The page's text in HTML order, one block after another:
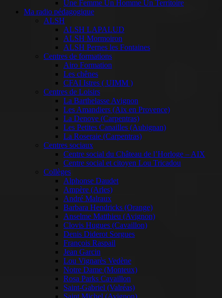
Une Femme Un Homme Un Territoire
Ma radio pédagogique
ALSH
ALSH LAPALUD
ALSH Mormoiron
ALSH Pernes les Fontaines
Centres de formations
Airo Formation
Les chênes
CFAI Istres ( UIMM )
Centres de Loisirs
La Barthelasse Avignon
Les Amandiers (Aix en Provence)
La Denove (Carpentras)
Les Petites Canailles (Aubignan)
La Roseraie (Carpentras)
Centres sociaux
Centre social du Château de l’Horloge – AIX
Centre social et citoyen Lou Tricadou
Collèges
Alphonse Daudet
Ampère (Arles)
André Malraux
Barbara Hendricks (Orange)
Anselme Matthieu (Avignon)
Clovis Hugues (Cavaillon)
Denis Diderot Sorgues
François Raspail
Jean Garcin
Lou Vignarès Vedène
Notre Dame (Monteux)
Rosa Parks Cavaillon
Saint-Gabriel (Valréas)